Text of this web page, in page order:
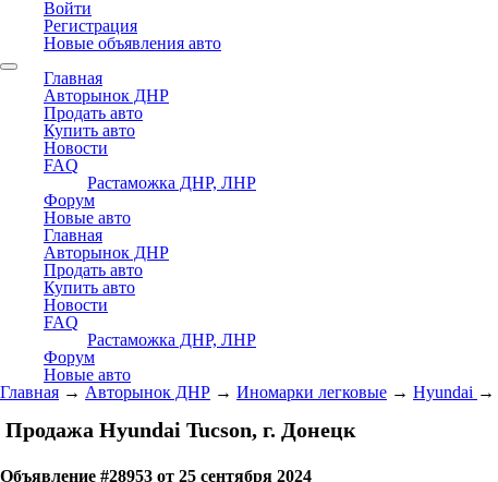
Войти
Регистрация
Новые объявления авто
Главная
Авторынок ДНР
Продать авто
Купить авто
Новости
FAQ
Растаможка ДНР, ЛНР
Форум
Новые авто
Главная
Авторынок ДНР
Продать авто
Купить авто
Новости
FAQ
Растаможка ДНР, ЛНР
Форум
Новые авто
Главная → Авторынок ДНР → Иномарки легковые → Hyundai →
Продажа Hyundai Tucson, г. Донецк
Объявление #28953 от 25 сентября 2024